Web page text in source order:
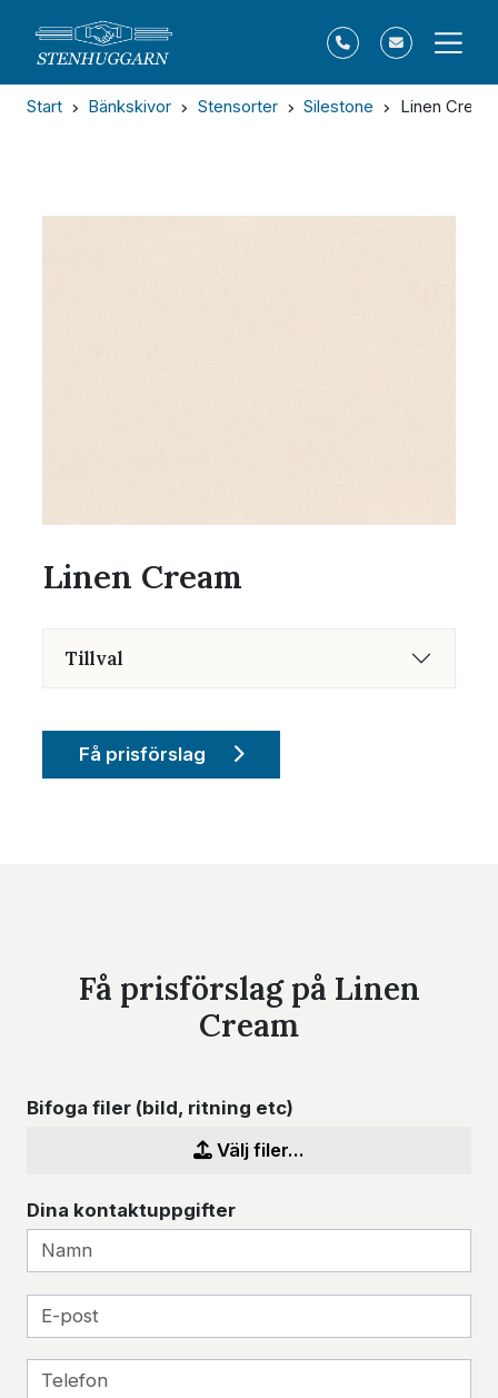
Start Bänkskivor Stensorter Silestone Linen Cream
Linen Cream
Tillval
Få prisförslag
Få prisförslag på Linen
Cream
Bifoga filer (bild, ritning etc)
Välj filer...
Dina kontaktuppgifter